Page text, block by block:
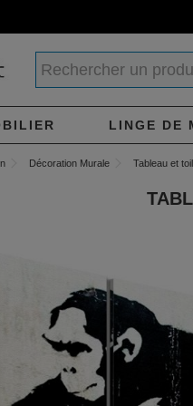
LINGE DE
Décoration Murale Tableau et